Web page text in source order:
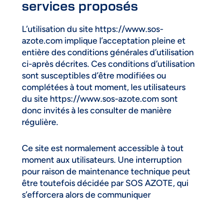
services proposés
L’utilisation du site https://www.sos-
azote.com implique l’acceptation pleine et
entière des conditions générales d’utilisation
ci-après décrites. Ces conditions d’utilisation
sont susceptibles d’être modifiées ou
complétées à tout moment, les utilisateurs
du site https://www.sos-azote.com sont
donc invités à les consulter de manière
régulière.
Ce site est normalement accessible à tout
moment aux utilisateurs. Une interruption
pour raison de maintenance technique peut
être toutefois décidée par SOS AZOTE, qui
s’efforcera alors de communiquer